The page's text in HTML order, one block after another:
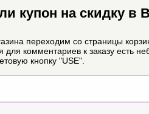
купон на скидку в
переходим со страницы
комментариев к заказу есть
кнопку "USE".